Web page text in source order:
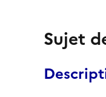
Sujet